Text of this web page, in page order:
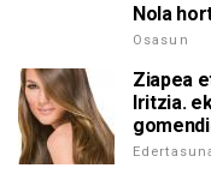
Nola
Osasun
Ziapea
Iritzia.